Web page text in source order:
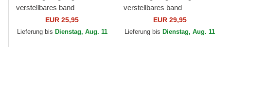
verstellbares band
9TWENTY Contrast Stitch
der Oakland Athletics MLB
EUR 25,95
Lieferung bis Dienstag, Aug. 11
verstellbares band
Structured Uv Poly Ripstop
der Oakland Athletics MLB
EUR 29,95
Lieferung bis Dienstag, Aug. 11